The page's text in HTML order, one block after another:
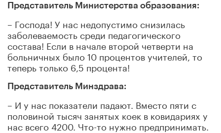
Представитель Министерства образования:
– Господа! У нас недопустимо снизилась
заболеваемость среди педагогического
состава! Если в начале второй четверти на
больничных было 10 процентов учителей, то
теперь только 6,5 процента!
Представитель Минздрава:
– И у нас показатели падают. Вместо пяти с
половиной тысяч занятых коек в ковидариях у
нас всего 4200. Что-то нужно предпринимать.